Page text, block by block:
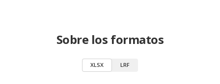
Sobre los formatos
XLSX LRF